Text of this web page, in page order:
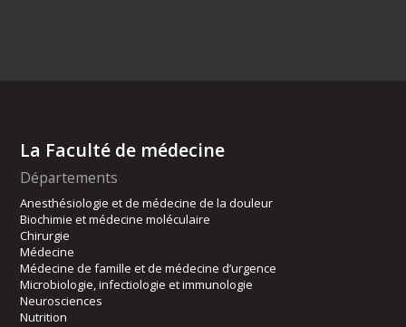
La Faculté de médecine
Départements
Anesthésiologie et de médecine de la douleur
Biochimie et médecine moléculaire
Chirurgie
Médecine
Médecine de famille et de médecine d’urgence
Microbiologie, infectiologie et immunologie
Neurosciences
Nutrition